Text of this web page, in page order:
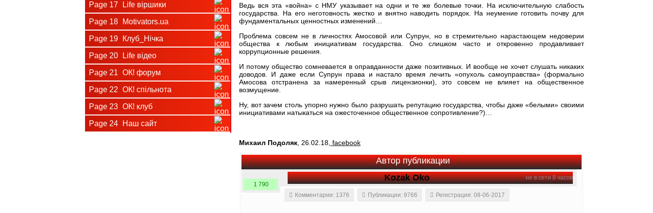
Page 17 Life віршики
Page 18 Motivators.ua
Page 19 Клуб_Нічка
Page 20 Life відео
Page 21 ОК! форум
Page 22 ОК! спільнота
Page 23 ОК! клуб
Page 24 Наш сайт
Ведь вся эта «война» с НМУ указывает на одни и те же болевые точки. На исключительную слабость
государства. На его неготовность жестко и внятно наводить порядок. На неумение готовить почву для
фундаментальных ценностных изменений…
Проблема совсем не в личностях Амосовой или Супрун, но в стремительно нарастающем недоверии
общества к любым инициативам государства. Оно слишком часто и откровенно продавливает
коррупционные решения.
И потому общество сомневается в оправданности даже позитивных. И вообще не хочет слушать никаких
доводов. И даже если Супрун права и настало время лечить «опухоль самоуправства» (формально
Амосова отстранена за намеренный срыв лицензионки), это совсем не влияет на общественное
возмущение.
Ну, вот зачем столь упорно нужно было разрушать репутацию государства, чтобы даже «белыми» своими
инициативами натыкаться на ожесточенное общественное сопротивление?)…
Михаил Подоляк , 26.02.18, facebook
Автор публикации
не в сети 8 часов
Kozak Oko
1 790
Комментарии: 1376
Публикации: 9766 Регистрация: 08-06-2017